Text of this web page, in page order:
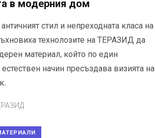
в модерния дом
античният стил и непреходната класа на
технолозите на ТЕРАЗИД да
материал, който по един
начин пресъздава визията на